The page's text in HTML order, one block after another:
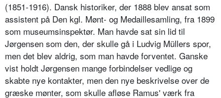
(1851-1916). Dansk historiker, der 1888 blev ansat som
assistent på Den kgl. Mønt- og Medaillesamling, fra 1899
som museumsinspektør. Man havde sat sin lid til
Jørgensen som den, der skulle gå i Ludvig Müllers spor,
men det blev aldrig, som man havde forventet. Ganske
vist holdt Jørgensen mange forbindelser vedlige og
skabte nye kontakter, men den nye beskrivelse over de
græske mønter, som skulle afløse Ramus' værk fra